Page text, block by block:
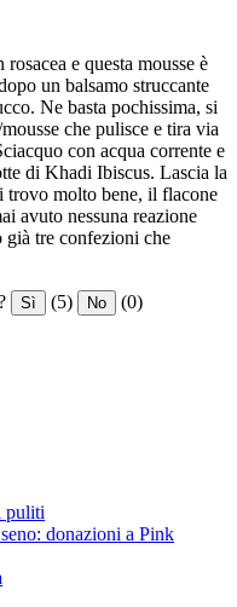
e questa mousse è
un balsamo struccante
Ne basta pochissima, si
che pulisce e tira via
con acqua corrente e
di Khadi Ibiscus. Lascia la
trovo molto bene, il flacone
avuto nessuna reazione
già tre confezioni che
Sì (5) No (0)
puliti
donazioni a Pink